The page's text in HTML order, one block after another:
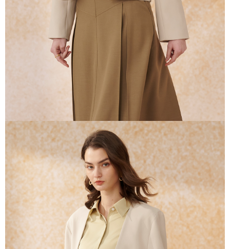
３．未成年的使用者請事先徵得法定代理人或監護人之同意方可使用
「AFTEE先享後付」，若未經同意申辦者引起之損失，本公司不負相關責
４．使用「AFTEE先享後付」時，將依據個別帳號之用戶狀況，依本公司即
時審查核予不同之上限額度；若仍有額度不足之情形，本公司將視審查結果
請求用戶進行身份認證。
５．嚴禁一人註冊多個帳號或使用他人資訊註冊。若發現惡意使用之情形，
恩沛科技股份有限公司將有權停止該用戶之使用額度並採取法律行動。